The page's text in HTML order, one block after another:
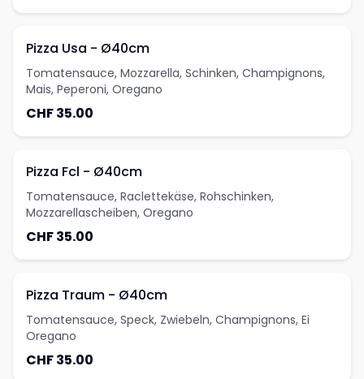
Pizza Usa - Ø40cm
Tomatensauce, Mozzarella, Schinken, Champignons,
Mais, Peperoni, Oregano
CHF 35.00
Pizza Fcl - Ø40cm
Tomatensauce, Raclettekäse, Rohschinken,
Mozzarellascheiben, Oregano
CHF 35.00
Pizza Traum - Ø40cm
Tomatensauce, Speck, Zwiebeln, Champignons, Ei
Oregano
CHF 35.00